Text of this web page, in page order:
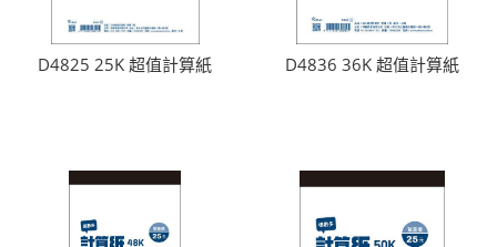
D4825 25K 超值計算紙 D4836 36K 超值計算紙